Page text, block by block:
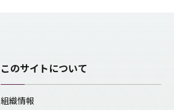
このサイトについて
組織情報